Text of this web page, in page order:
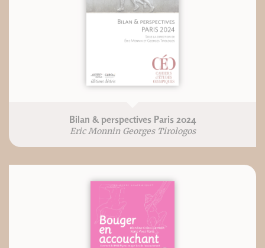
Bilan & perspectives Paris 2024
Eric Monnin Georges Tirologos